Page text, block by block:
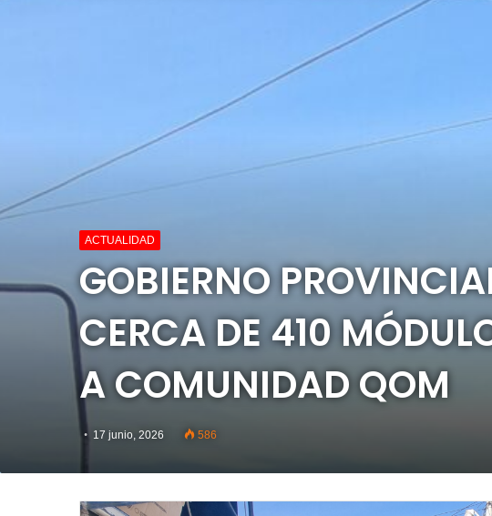
ACTUALIDAD
GOBIERNO
CERCA DE 410
A COMUNIDAD QOM
17 junio, 2026 586